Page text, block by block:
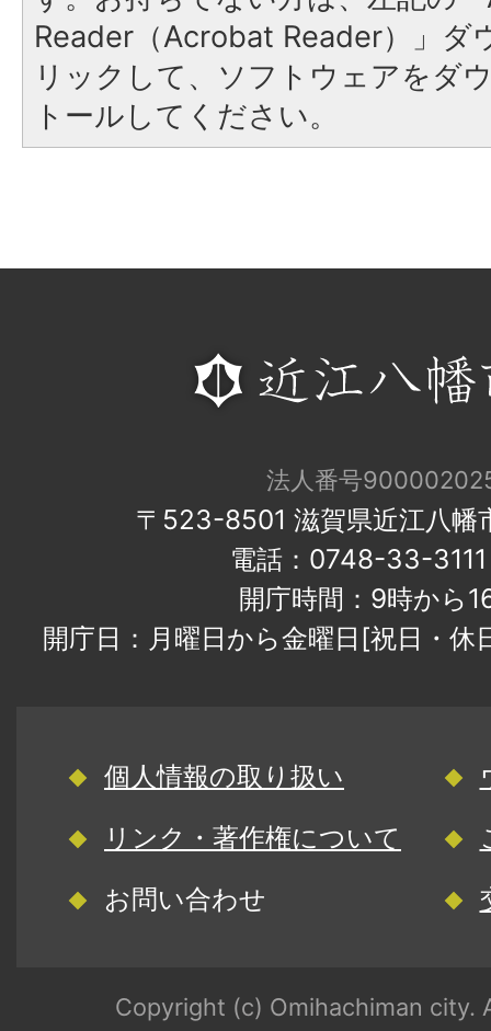
Reader（Acrobat Reader）」ダ
リックして、ソフトウェアをダ
トールしてください。
法人番号
〒523-8501 滋賀県近江八幡
電話：0748-33-
開庁時間：9時から
開庁日：月曜日から金曜日[祝日・
個人情報の取り扱い
リンク・著作権について
お問い合わせ
Copyright (c) Omihachiman city.